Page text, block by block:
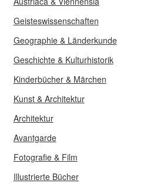
Geisteswissenschaften
Geographie & Länderkunde
Geschichte & Kulturhistorik
Kinderbücher & Märchen
Kunst & Architektur
Architektur
Avantgarde
Fotografie & Film
Illustrierte Bücher